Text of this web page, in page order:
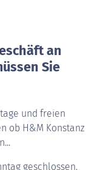
an
Sie
und freien
ob H&M Konstanz
geschlossen.